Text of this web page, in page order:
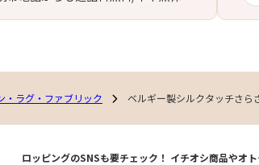
・ラグ・ファブリック ベルギー製シルクタッチさ
ロッピングのSNSも要チェック！ イチオシ商品やオ